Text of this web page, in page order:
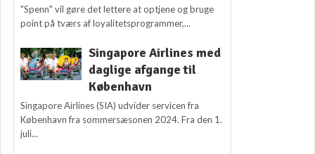
"Spenn" vil gøre det lettere at optjene og bruge
point på tværs af loyalitetsprogrammer,...
Singapore Airlines med
daglige afgange til
København
Singapore Airlines (SIA) udvider servicen fra
København fra sommersæsonen 2024. Fra den 1.
juli...